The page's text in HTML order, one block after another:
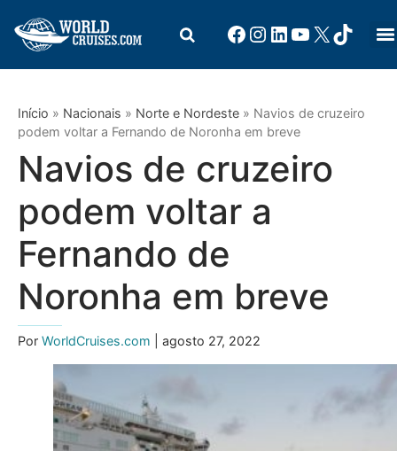
Início » Nacionais » Norte e Nordeste » Navios de cruzeiro
podem voltar a Fernando de Noronha em breve
Navios de cruzeiro
podem voltar a
Fernando de
Noronha em breve
Por WorldCruises.com | agosto 27, 2022